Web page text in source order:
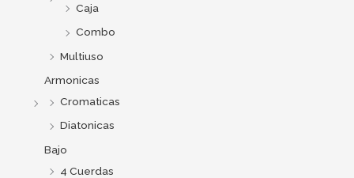
Caja
Combo
Multiuso
Armonicas
Cromaticas
Diatonicas
Bajo
4 Cuerdas